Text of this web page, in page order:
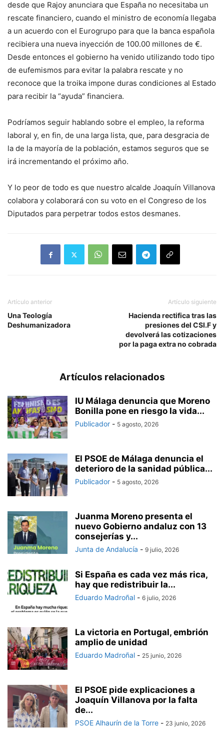
desde que Rajoy anunciara que España no necesitaba un
rescate financiero, cuando el ministro de economía llegaba
a un acuerdo con el Eurogrupo para que la banca española
recibiera una nueva inyección de 100.00 millones de €.
Desde entonces el gobierno ha venido utilizando todo tipo
de eufemismos para evitar la palabra rescate y no
reconoce que la troika impone duras condiciones al Estado
para recibir la “ayuda” financiera.
Podríamos seguir hablando sobre el empleo, la reforma
laboral y, en fin, de una larga lista, que, para desgracia de
la de la mayoría de la población, estamos seguros que se
irá incrementando el próximo año.
Y lo peor de todo es que nuestro alcalde Joaquín Villanova
colabora y colaborará con su voto en el Congreso de los
Diputados para perpetrar todos estos desmanes.
Artículo anterior
Una Teología
Deshumanizadora
Artículo siguiente
Hacienda rectifica tras las
presiones del CSI.F y
devolverá las cotizaciones
por la paga extra no cobrada
Artículos relacionados
IU Málaga denuncia que Moreno
Bonilla pone en riesgo la vida...
Publicador - 5 agosto, 2026
El PSOE de Málaga denuncia el
deterioro de la sanidad pública...
Publicador - 5 agosto, 2026
Juanma Moreno presenta el
nuevo Gobierno andaluz con 13
consejerías y...
Junta de Andalucía - 9 julio, 2026
Si España es cada vez más rica,
hay que redistribuir la...
Eduardo Madroñal - 6 julio, 2026
La victoria en Portugal, embrión
amplio de unidad
Eduardo Madroñal - 25 junio, 2026
El PSOE pide explicaciones a
Joaquín Villanova por la falta
de...
PSOE Alhaurín de la Torre - 23 junio, 2026